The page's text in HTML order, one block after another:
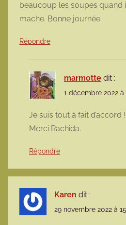
beaucoup les soupes quand
mache. Bonne journée
Répondre
marmotte dit :
1 décembre 2022 à
Je suis tout à fait d’accord !
Merci Rachida.
Répondre
Karen dit :
29 novembre 2022 à